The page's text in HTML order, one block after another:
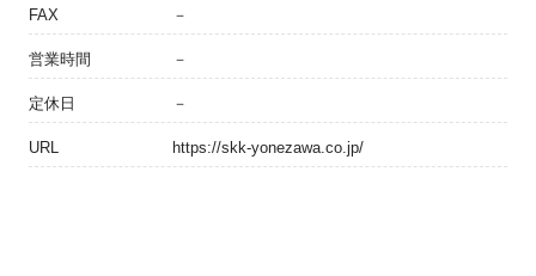
FAX －
営業時間 －
定休日 －
URL https://skk-yonezawa.co.jp/